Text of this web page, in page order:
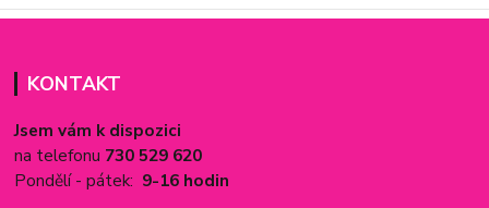
KONTAKT
Jsem vám k dispozici
na telefonu 730 529 620
Pondělí - pátek: 9-16 hodin